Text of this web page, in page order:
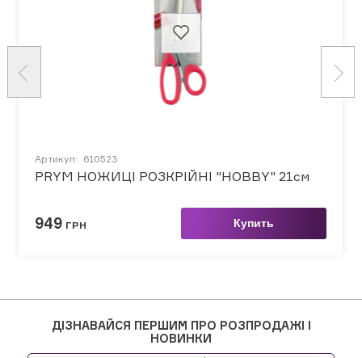
Артикул: 610523
PRYM НОЖИЦІ РОЗКРІЙНІ "HOBBY" 21см
949 ГРН Купить
ДІЗНАВАЙСЯ ПЕРШИМ ПРО РОЗПРОДАЖІ І
НОВИНКИ